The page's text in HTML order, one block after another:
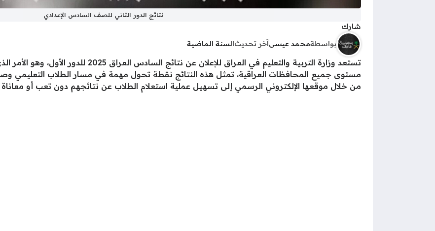
نتائج الدور الثاني للصف السادس الإعدادي
شارك
بواسطةمحمد عيسى آخر تحديث السنة الماضية
تستعد وزارة التربية والتعليم في العراق للإعلان عن
مستوى جميع المحافظات العراقية، تمثل هذه النتائج نقطة تحول مهمة في مسار الطلاب التعليمي
من خلال موقعها الإلكتروني الرسمي إلى تسهيل عملية استعلام الطلاب عن نتائجهم دون تعب أو